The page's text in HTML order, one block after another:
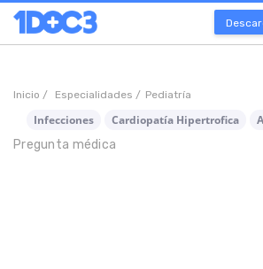
Inicio / Especialidades / Pediatría
Infecciones Cardiopatía Hipertrofica
Pregunta médica